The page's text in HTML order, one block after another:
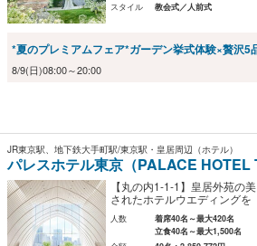
スタイル
教会式／人前式
*夏のプレミアムフェア*ガーデン挙式体験×贅沢5
8/9(日)08:00～20:00
JR東京駅、地下鉄大手町駅/東京駅・皇居周辺（ホテル）
パレスホテル東京（PALACE HOTEL
【丸の内1-1-1】皇居外苑の
されたホテルウエディングを
人数
着席40名～最大420名
立食40名～最大1,500名